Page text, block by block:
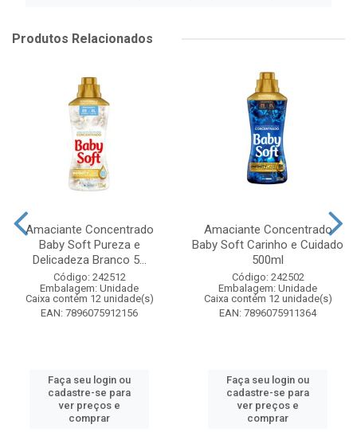
Produtos Relacionados
Amaciante Concentrado
Baby Soft Pureza e
Delicadeza Branco 5...
Código: 242512
Embalagem: Unidade
Caixa contém 12 unidade(s)
EAN: 7896075912156
Faça seu login ou
cadastre-se para
ver preços e
comprar
Amaciante Concentrado
Baby Soft Carinho e Cuidado
500ml
Código: 242502
Embalagem: Unidade
Caixa contém 12 unidade(s)
EAN: 7896075911364
Faça seu login ou
cadastre-se para
ver preços e
comprar